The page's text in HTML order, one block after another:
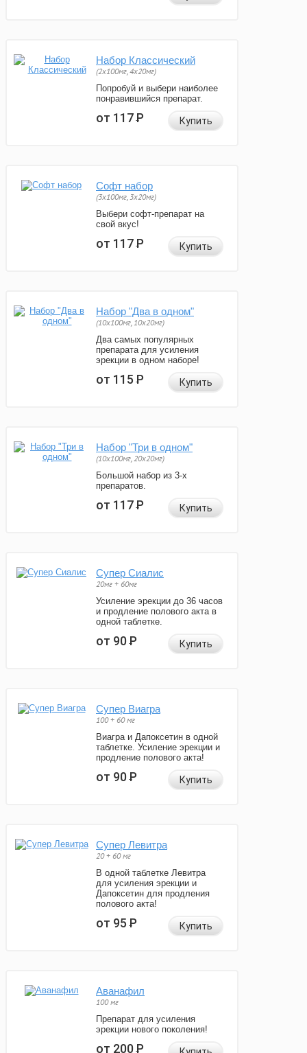
Набор Классический
(2x100мг, 4x20мг)
Попробуй и выбери наиболее
понравившийся препарат.
от 117Р Купить
Софт набор
(3x100мг, 3x20мг)
Выбери софт-препарат на
свой вкус!
от 117Р Купить
Набор "Два в одном"
(10x100мг, 10x20мг)
Два самых популярных
препарата для усиления
эрекции в одном наборе!
от 115Р Купить
Набор "Три в одном"
(10x100мг, 20x20мг)
Большой набор из 3-х
препаратов.
от 117Р Купить
Супер Сиалис
20мг + 60мг
Усиление эрекции до 36 часов
и продление полового акта в
одной таблетке.
от 90Р Купить
Супер Виагра
100 + 60 мг
Виагра и Дапоксетин в одной
таблетке. Усиление эрекции и
продление полового акта!
от 90Р Купить
Супер Левитра
20 + 60 мг
В одной таблетке Левитра
для усиления эрекции и
Дапоксетин для продления
полового акта!
от 95Р Купить
Аванафил
100 мг
Препарат для усиления
эрекции нового поколения!
от 200Р